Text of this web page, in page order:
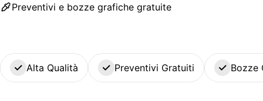
Preventivi e bozze grafiche gratuite
Alta Qualità Preventivi Gratuiti Bozze